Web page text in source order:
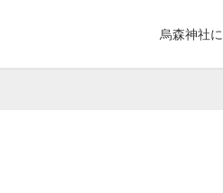
烏森神社